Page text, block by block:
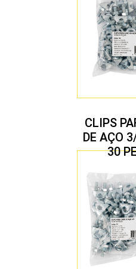
CLIPS
DE AÇO
30